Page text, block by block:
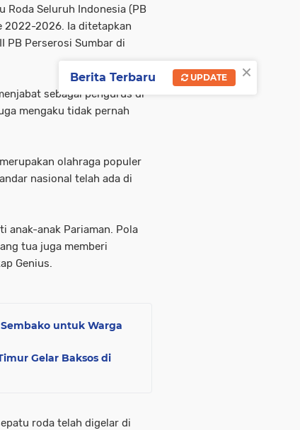
Roda Seluruh Indonesia (PB
2022-2026. Ia ditetapkan
PB Perserosi Sumbar di
sebagai pengurus di
mengaku tidak pernah
olahraga populer
nasional telah ada di
anak-anak Pariaman. Pola
tua juga memberi
Genius.
untuk Warga
Gelar Baksos di
roda telah digelar di
×
Berita Terbaru UPDATE